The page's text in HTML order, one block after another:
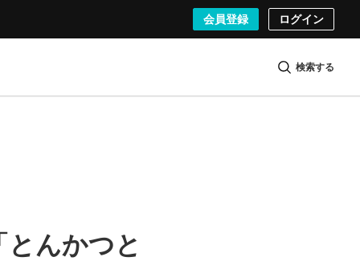
会員登録 ログイン
検索する
んかつと